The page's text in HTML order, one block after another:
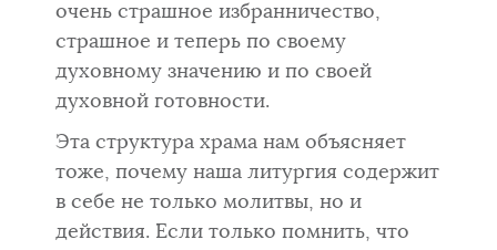
очень страшное избранничество,
страшное и теперь по своему
духовному значению и по своей
духовной готовности.
Эта структура храма нам объясняет
тоже, почему наша литургия со­держит
в себе не только молитвы, но и
действия. Если только помнить, что